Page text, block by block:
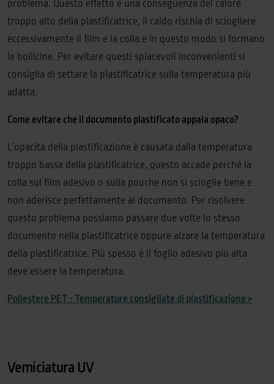
problema. Questo effetto è una conseguenza del calore
troppo alto della plastificatrice, il caldo rischia di sciogliere
eccessivamente il film e la colla e in questo modo si formano
le bollicine. Per evitare questi spiacevoli inconvenienti si
consiglia di settare la plastificatrice sulla temperatura più
adatta.
Come evitare che il documento plastificato appaia opaco?
L’opacità della plastificazione è causata dalla temperatura
troppo bassa della plastificatrice, questo accade perché la
colla sul film adesivo o sulla pouche non si scioglie bene e
non aderisce perfettamente al documento. Per risolvere
questo problema possiamo passare due volte lo stesso
documento nella plastificatrice oppure alzare la temperatura
della plastificatrice. Più spesso è il foglio adesivo più alta
deve essere la temperatura.
Poliestere PET - Temperature consigliate di plastificazione >
Verniciatura UV